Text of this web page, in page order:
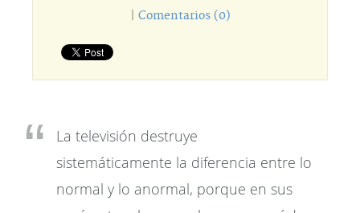
Comentarios (0)
La televisión destruye
sistemáticamente la diferencia entre lo
normal y lo anormal, porque en sus